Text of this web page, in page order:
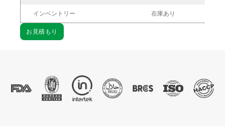
インベントリー 在庫あり
お見積もり